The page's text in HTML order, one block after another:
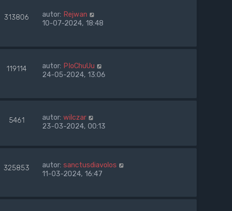
313806 autor: Rejwan
10-07-2024, 18:48
119114 autor: PIoChuUu
24-05-2024, 13:06
5461 autor: wilczar
23-03-2024, 00:13
325853 autor: sanctusdiavolos
11-03-2024, 16:47